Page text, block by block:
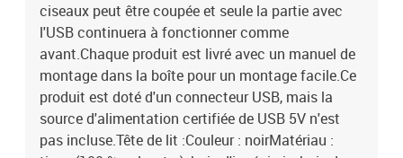
ciseaux peut être coupée et seule la partie avec
l'USB continuera à fonctionner comme
avant.Chaque produit est livré avec un manuel de
montage dans la boîte pour un montage facile.Ce
produit est doté d'un connecteur USB, mais la
source d'alimentation certifiée de USB 5V n'est
pas incluse.Tête de lit :Couleur : noirMatériau :